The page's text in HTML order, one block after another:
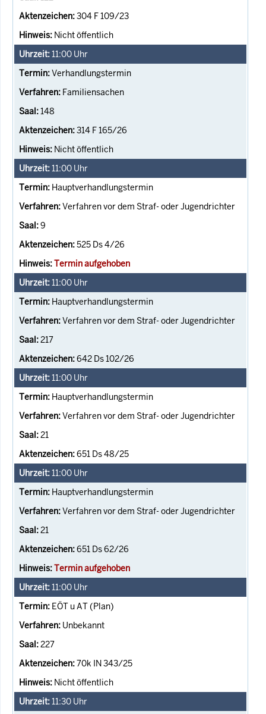
304 F 109/23
Nicht öffentlich
11:00 Uhr
Verhandlungstermin
Familiensachen
148
314 F 165/26
Nicht öffentlich
11:00 Uhr
Hauptverhandlungstermin
Verfahren vor dem Straf- oder Jugendrichter
9
525 Ds 4/26
Termin aufgehoben
11:00 Uhr
Hauptverhandlungstermin
Verfahren vor dem Straf- oder Jugendrichter
217
642 Ds 102/26
11:00 Uhr
Hauptverhandlungstermin
Verfahren vor dem Straf- oder Jugendrichter
21
651 Ds 48/25
11:00 Uhr
Hauptverhandlungstermin
Verfahren vor dem Straf- oder Jugendrichter
21
651 Ds 62/26
Termin aufgehoben
11:00 Uhr
EÖT u AT (Plan)
Unbekannt
227
70k IN 343/25
Nicht öffentlich
11:30 Uhr